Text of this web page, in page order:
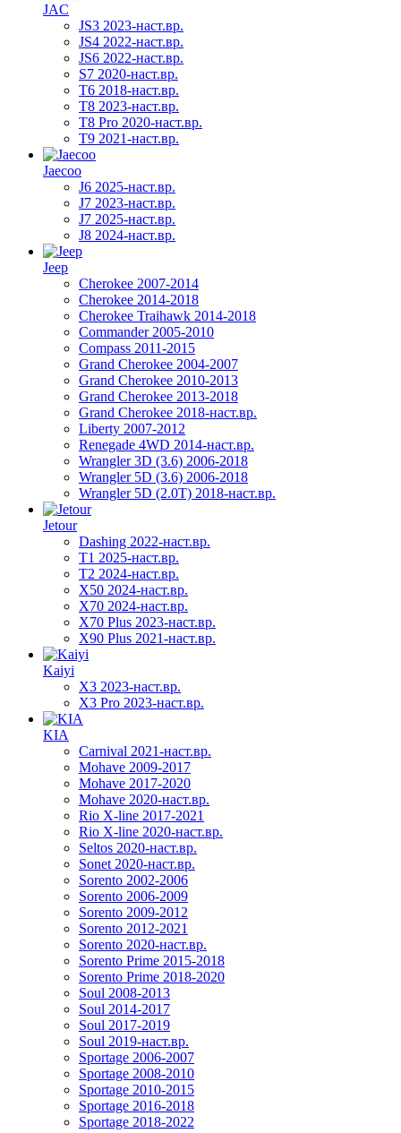
JAC
JS3 2023-наст.вр.
JS4 2022-наст.вр.
JS6 2022-наст.вр.
S7 2020-наст.вр.
T6 2018-наст.вр.
T8 2023-наст.вр.
T8 Pro 2020-наст.вр.
T9 2021-наст.вр.
Jaecoo
J6 2025-наст.вр.
J7 2023-наст.вр.
J7 2025-наст.вр.
J8 2024-наст.вр.
Jeep
Cherokee 2007-2014
Cherokee 2014-2018
Cherokee Traihawk 2014-2018
Commander 2005-2010
Compass 2011-2015
Grand Cherokee 2004-2007
Grand Cherokee 2010-2013
Grand Cherokee 2013-2018
Grand Cherokee 2018-наст.вр.
Liberty 2007-2012
Renegade 4WD 2014-наст.вр.
Wrangler 3D (3.6) 2006-2018
Wrangler 5D (3.6) 2006-2018
Wrangler 5D (2.0T) 2018-наст.вр.
Jetour
Dashing 2022-наст.вр.
T1 2025-наст.вр.
T2 2024-наст.вр.
X50 2024-наст.вр.
X70 2024-наст.вр.
X70 Plus 2023-наст.вр.
X90 Plus 2021-наст.вр.
Kaiyi
X3 2023-наст.вр.
X3 Pro 2023-наст.вр.
KIA
Carnival 2021-наст.вр.
Mohave 2009-2017
Mohave 2017-2020
Mohave 2020-наст.вр.
Rio X-line 2017-2021
Rio X-line 2020-наст.вр.
Seltos 2020-наст.вр.
Sonet 2020-наст.вр.
Sorento 2002-2006
Sorento 2006-2009
Sorento 2009-2012
Sorento 2012-2021
Sorento 2020-наст.вр.
Sorento Prime 2015-2018
Sorento Prime 2018-2020
Soul 2008-2013
Soul 2014-2017
Soul 2017-2019
Soul 2019-наст.вр.
Sportage 2006-2007
Sportage 2008-2010
Sportage 2010-2015
Sportage 2016-2018
Sportage 2018-2022